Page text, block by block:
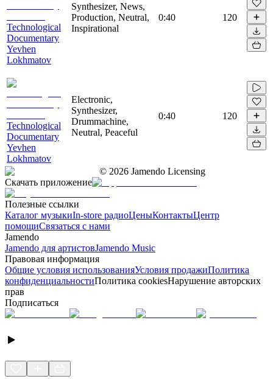
Technological
Documentary
Yevhen
Lokhmatov
Synthesizer, News,
Production, Neutral,
Inspirational
0:40 120
Technological
Documentary
Yevhen
Lokhmatov
Electronic,
Synthesizer,
Drummachine,
Neutral, Peaceful
0:40 120
© 2026 Jamendo Licensing
Скачать приложение
Полезные ссылки
Каталог музыкиIn-store радиоЦеныКонтактыЦентр
помощиСвязаться с нами
Jamendo
Jamendo для артистовJamendo Music
Правовая информация
Общие условия использованияУсловия продажиПолитика
конфиденциальностиПолитика cookiesНарушение авторских
прав
Подписаться